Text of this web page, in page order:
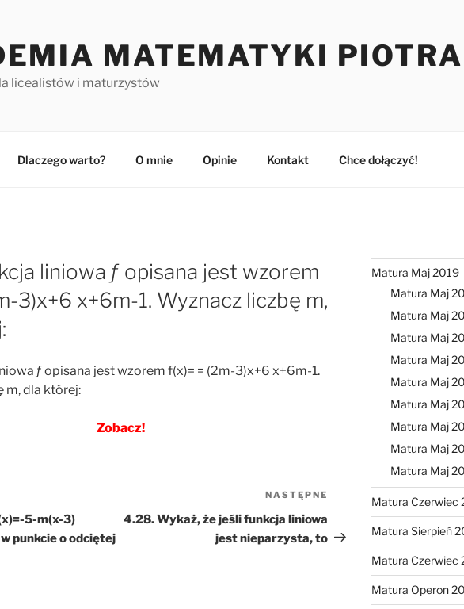
MATEMATYKI
licealistów i maturzystów
Dlaczego warto? O mnie Opinie Kontakt Chce dołączyć!
liniowa ƒ opisana jest wzorem
3)x+6 x+6m-1. Wyznacz liczbę m,
ƒ opisana jest wzorem f(x)= = (2m-3)x+6 x+6m-1.
m, dla której:
Zobacz!
5-m(x-3)
punkcie o odciętej
Następny
NASTĘPNE
4.28. Wykaż, że jeśli funkcja liniowa
jest nieparzysta, to
Matura Maj 2019
Matura Maj
Matura Maj
Matura Maj
Matura Maj
Matura Maj
Matura Maj
Matura Maj
Matura Maj
Matura Maj
Matura Czerwiec
Matura Sierpień
Matura Czerwiec
Matura Operon